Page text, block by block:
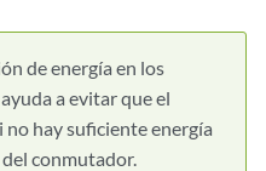
de energía en los
a evitar que el
hay suficiente energía
conmutador.